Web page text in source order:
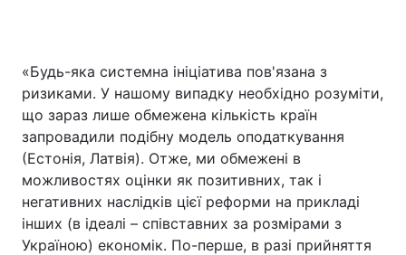
«Будь-яка системна ініціатива пов'язана з
ризиками. У нашому випадку необхідно розуміти,
що зараз лише обмежена кількість країн
запровадили подібну модель оподаткування
(Естонія, Латвія). Отже, ми обмежені в
можливостях оцінки як позитивних, так і
негативних наслідків цієї реформи на прикладі
інших (в ідеалі – співставних за розмірами з
Україною) економік. По-перше, в разі прийняття